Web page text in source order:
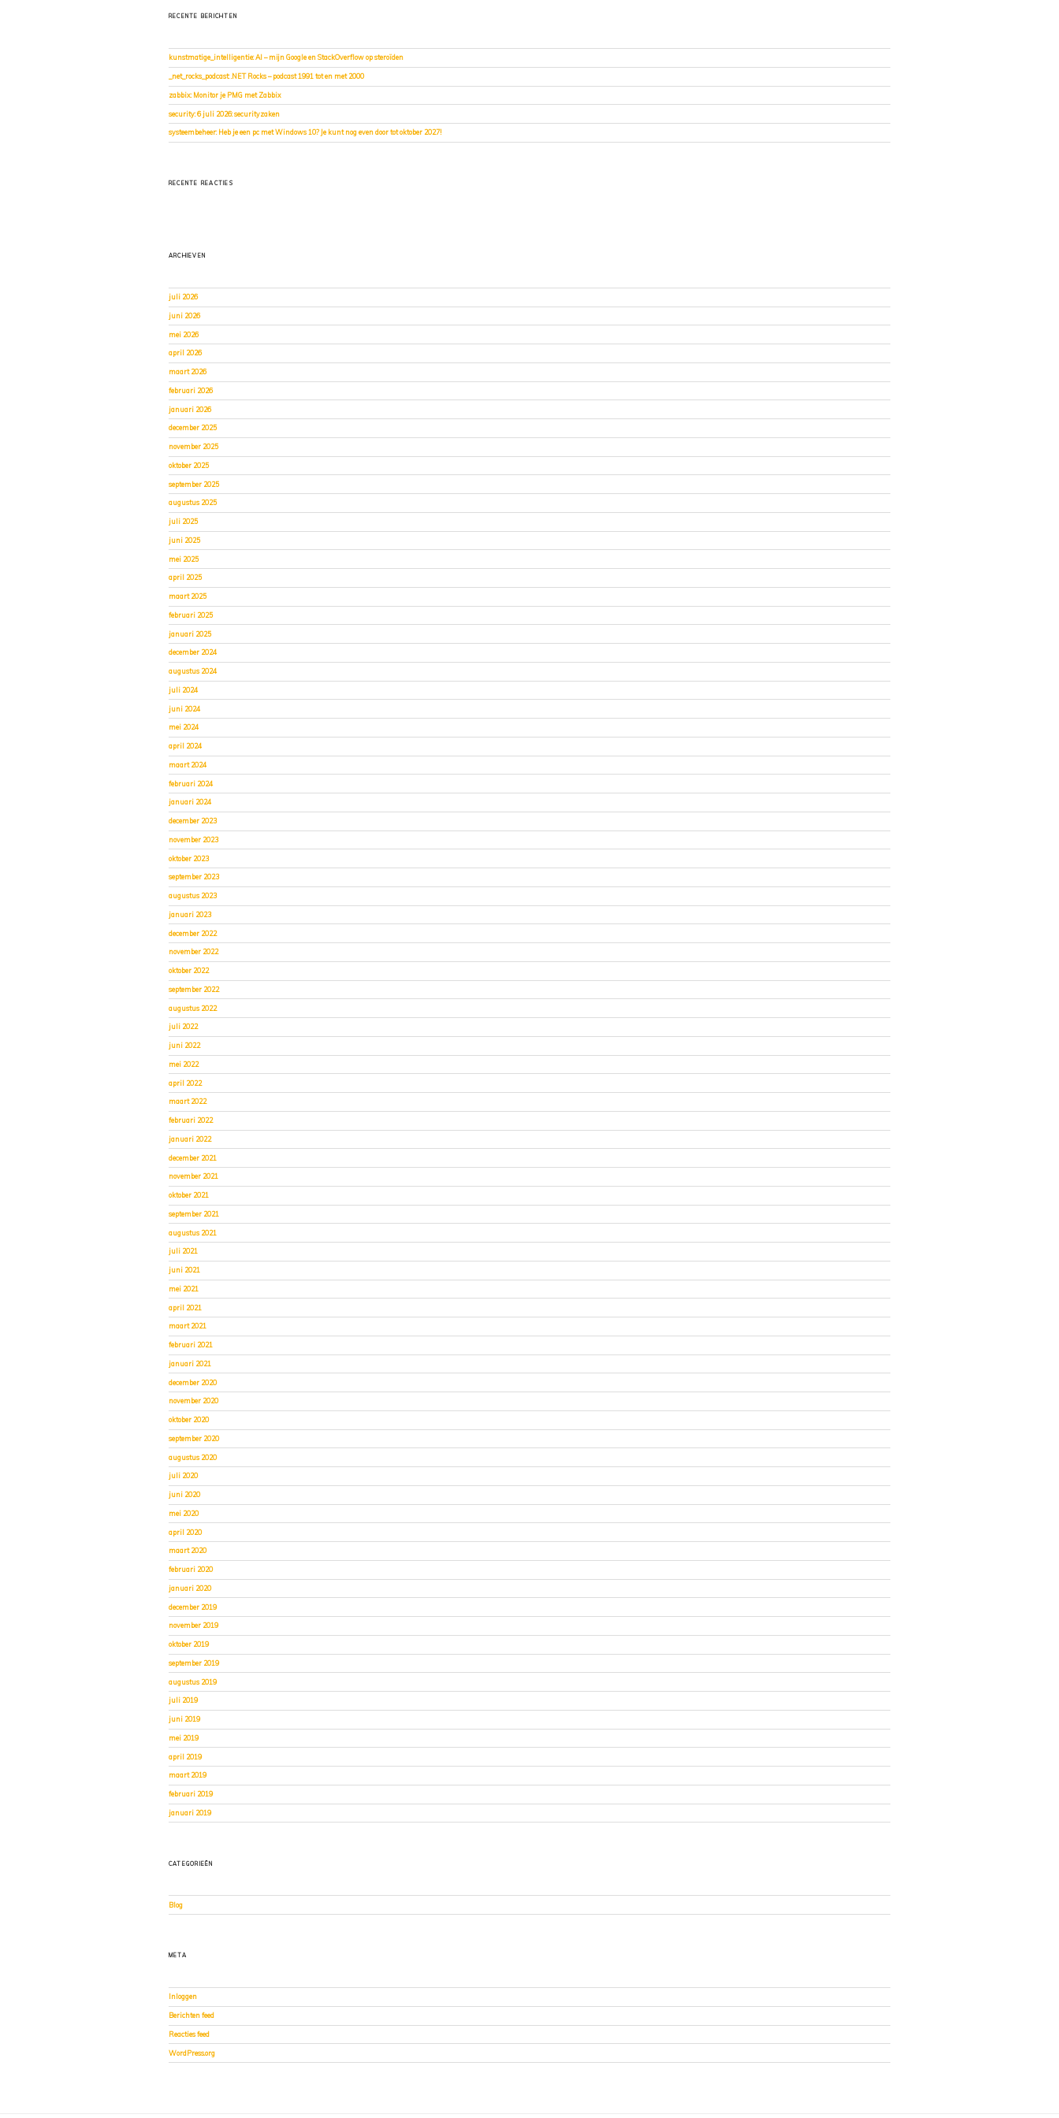
RECENTE BERICHTEN
kunstmatige_intelligentie: AI – mijn Google en StackOverflow op steroïden
_net_rocks_podcast: .NET Rocks – podcast 1991 tot en met 2000
zabbix: Monitor je PMG met Zabbix
security: 6 juli 2026: securityzaken
systeembeheer: Heb je een pc met Windows 10? Je kunt nog even door tot oktober 2027!
RECENTE REACTIES
ARCHIEVEN
juli 2026
juni 2026
mei 2026
april 2026
maart 2026
februari 2026
januari 2026
december 2025
november 2025
oktober 2025
september 2025
augustus 2025
juli 2025
juni 2025
mei 2025
april 2025
maart 2025
februari 2025
januari 2025
december 2024
augustus 2024
juli 2024
juni 2024
mei 2024
april 2024
maart 2024
februari 2024
januari 2024
december 2023
november 2023
oktober 2023
september 2023
augustus 2023
januari 2023
december 2022
november 2022
oktober 2022
september 2022
augustus 2022
juli 2022
juni 2022
mei 2022
april 2022
maart 2022
februari 2022
januari 2022
december 2021
november 2021
oktober 2021
september 2021
augustus 2021
juli 2021
juni 2021
mei 2021
april 2021
maart 2021
februari 2021
januari 2021
december 2020
november 2020
oktober 2020
september 2020
augustus 2020
juli 2020
juni 2020
mei 2020
april 2020
maart 2020
februari 2020
januari 2020
december 2019
november 2019
oktober 2019
september 2019
augustus 2019
juli 2019
juni 2019
mei 2019
april 2019
maart 2019
februari 2019
januari 2019
CATEGORIEËN
Blog
META
Inloggen
Berichten feed
Reacties feed
WordPress.org